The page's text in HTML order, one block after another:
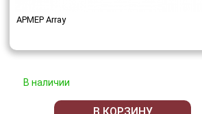
АРМЕР Array
В наличии